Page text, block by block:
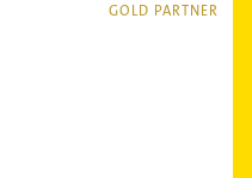
GOLD PARTNER